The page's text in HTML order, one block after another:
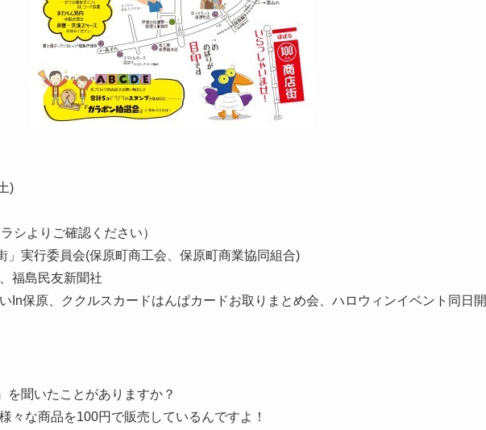
)
シよりご確認ください）
」実行委員会(保原町商工会、保原町商業協同組合)
福島民友新聞社
In保原、ククルスカードはんぱカードお取りまとめ会、ハロウィンイベント同日開
を聞いたことがありますか？
々な商品を100円で販売しているんですよ！